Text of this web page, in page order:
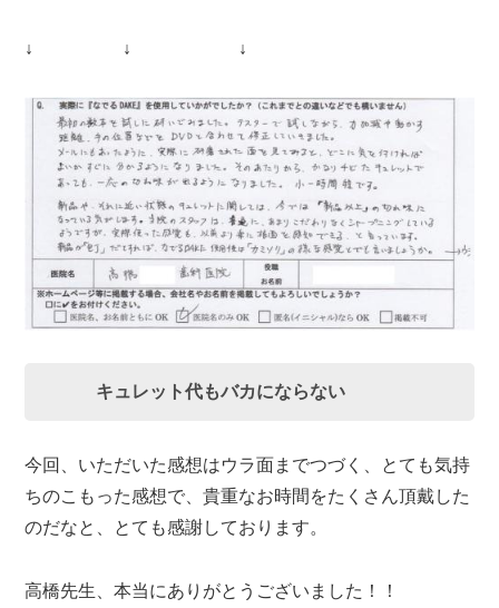
↓ ↓ ↓
キュレット代もバカにならない
今回、いただいた感想はウラ面までつづく、とても気持
ちのこもった感想で、貴重なお時間をたくさん頂戴した
のだなと、とても感謝しております。
高橋先生、本当にありがとうございました！！